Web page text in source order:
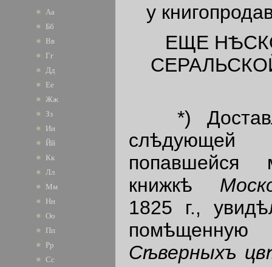
Аа
Бб
Вв
Гг
Дд
Ее
Жж
Зз
Ии
Йй
Кк
Лл
Мм
Нн
Оо
Пп
Рр
Сс
у
ЕЩЕ
*)
книжкѣ
1825 г.,
помѣщенную
Сѣверныхъ